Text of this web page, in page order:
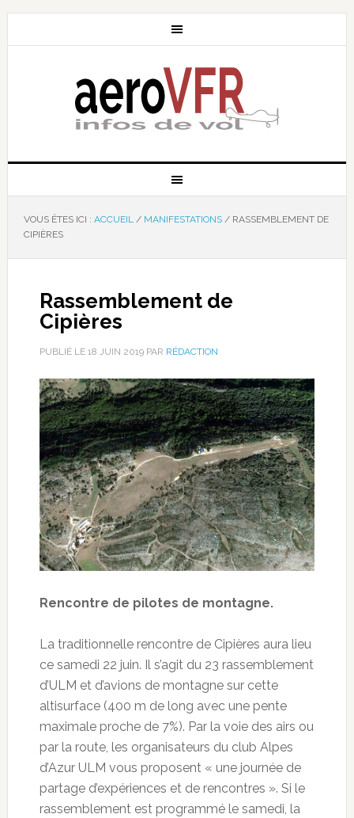
VOUS ÊTES ICI : ACCUEIL / MANIFESTATIONS /RASSEMBLEMENT DE
CIPIÈRES
Rassemblement de
Cipières
PUBLIÉ LE 18 JUIN 2019PAR RÉDACTION
Rencontre de pilotes de montagne.
La traditionnelle rencontre de Cipières aura lieu
ce samedi 22 juin. Il s’agit du 23 rassemblement
d’ULM et d’avions de montagne sur cette
altisurface (400 m de long avec une pente
maximale proche de 7%). Par la voie des airs ou
par la route, les organisateurs du club Alpes
d’Azur ULM vous proposent « une journée de
partage d’expériences et de rencontres ». Si le
rassemblement est programmé le samedi, la